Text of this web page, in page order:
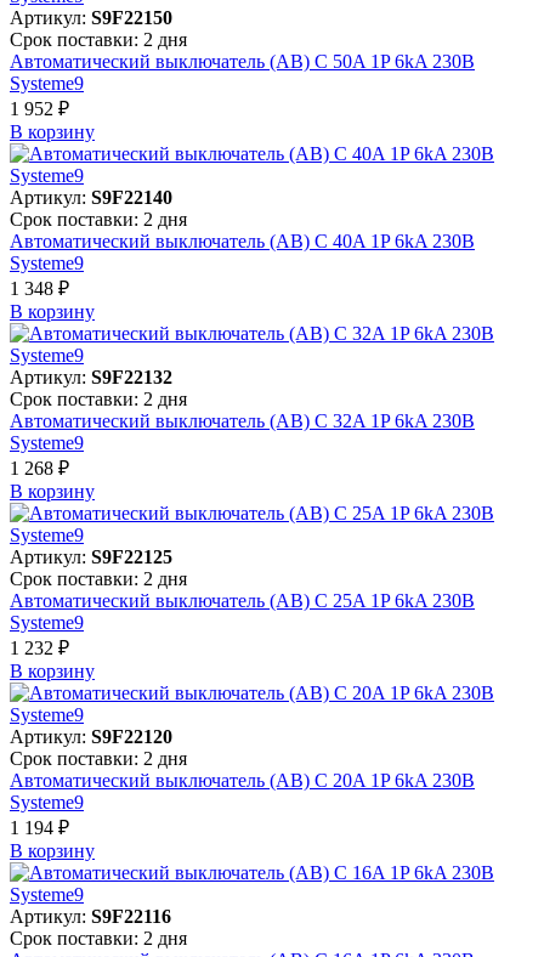
Артикул: S9F22150
Срок поставки: 2 дня
Автоматический выключатель (АВ) C 50A 1P 6kA 230В
Systeme9
1 952 ₽
В корзинy
Артикул: S9F22140
Срок поставки: 2 дня
Автоматический выключатель (АВ) C 40A 1P 6kA 230В
Systeme9
1 348 ₽
В корзинy
Артикул: S9F22132
Срок поставки: 2 дня
Автоматический выключатель (АВ) C 32A 1P 6kA 230В
Systeme9
1 268 ₽
В корзинy
Артикул: S9F22125
Срок поставки: 2 дня
Автоматический выключатель (АВ) C 25A 1P 6kA 230В
Systeme9
1 232 ₽
В корзинy
Артикул: S9F22120
Срок поставки: 2 дня
Автоматический выключатель (АВ) C 20A 1P 6kA 230В
Systeme9
1 194 ₽
В корзинy
Артикул: S9F22116
Срок поставки: 2 дня